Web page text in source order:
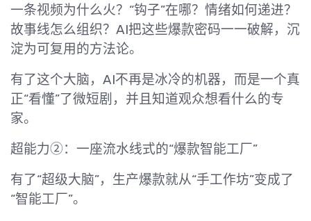
一条视频为什么火？“钩子”在哪？情绪如何递进？
故事线怎么组织？AI把这些爆款密码一一破解，沉
淀为可复用的方法论。
有了这个大脑，AI不再是冰冷的机器，而是一个真
正“看懂”了微短剧，并且知道观众想看什么的专
家。
超能力②：一座流水线式的“爆款智能工厂”
有了“超级大脑”，生产爆款就从“手工作坊”变成了
“智能工厂”。